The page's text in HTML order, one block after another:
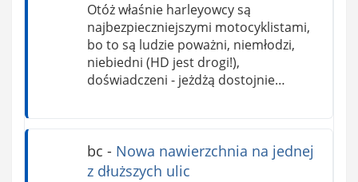
Otóż właśnie harleyowcy są
najbezpieczniejszymi motocyklistami,
bo to są ludzie poważni, niemłodzi,
niebiedni (HD jest drogi!),
doświadczeni - jeżdżą dostojnie…
bc - Nowa nawierzchnia na jednej
z dłuższych ulic